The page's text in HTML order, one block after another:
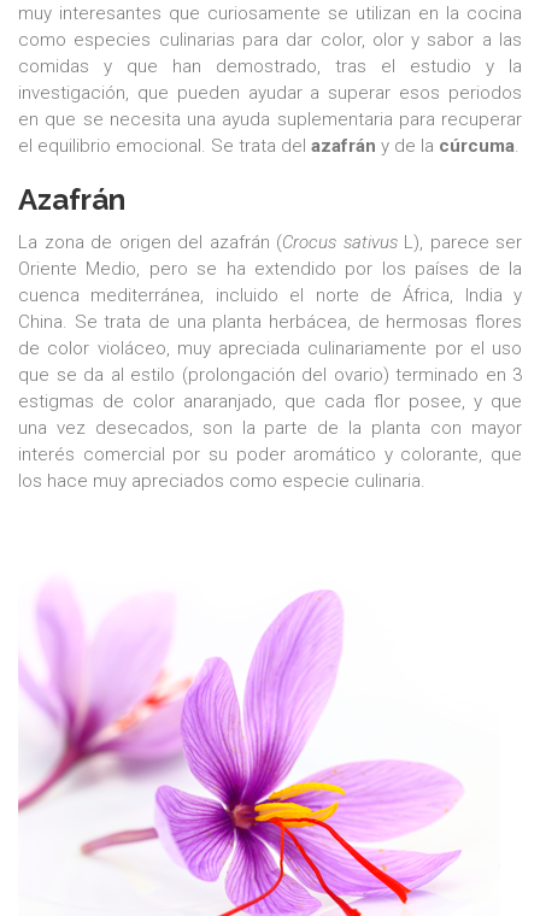
muy interesantes que curiosamente se utilizan en la cocina
como especies culinarias para dar color, olor y sabor a las
comidas y que han demostrado, tras el estudio y la
investigación, que pueden ayudar a superar esos periodos
en que se necesita una ayuda suplementaria para recuperar
el equilibrio emocional. Se trata del azafrán y de la cúrcuma.
Azafrán
​​​​​​​La zona de origen del azafrán (Crocus sativus L), parece ser
Oriente Medio, pero se ha extendido por los países de la
cuenca mediterránea, incluido el norte de África, India y
China. Se trata de una planta herbácea, de hermosas flores
de color violáceo, muy apreciada culinariamente por el uso
que se da al estilo (prolongación del ovario) terminado en 3
estigmas de color anaranjado, que cada flor posee, y que
una vez desecados, son la parte de la planta con mayor
interés comercial por su poder aromático y colorante, que
los hace muy apreciados como especie culinaria.